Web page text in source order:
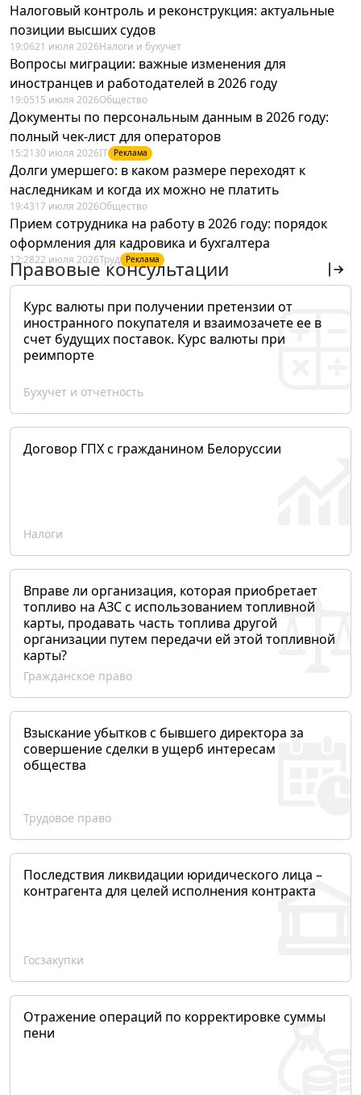
Налоговый контроль и реконструкция: актуальные
позиции высших судов
19:0621 июля 2026Налоги и бухучет
Вопросы миграции: важные изменения для
иностранцев и работодателей в 2026 году
19:0515 июля 2026Общество
Документы по персональным данным в 2026 году:
полный чек-лист для операторов
15:21 30 июля 2026IT Реклама
Долги умершего: в каком размере переходят к
наследникам и когда их можно не платить
19:4317 июля 2026Общество
Прием сотрудника на работу в 2026 году: порядок
оформления для кадровика и бухгалтера
12:2822 июля 2026Труд Реклама
Правовые консультации
Курс валюты при получении претензии от
иностранного покупателя и взаимозачете ее в
счет будущих поставок. Курс валюты при
реимпорте
Бухучет и отчетность
Договор ГПХ с гражданином Белоруссии
Налоги
Вправе ли организация, которая приобретает
топливо на АЗС с использованием топливной
карты, продавать часть топлива другой
организации путем передачи ей этой топливной
карты?
Гражданское право
Взыскание убытков с бывшего директора за
совершение сделки в ущерб интересам
общества
Трудовое право
Последствия ликвидации юридического лица –
контрагента для целей исполнения контракта
Госзакупки
Отражение операций по корректировке суммы
пени